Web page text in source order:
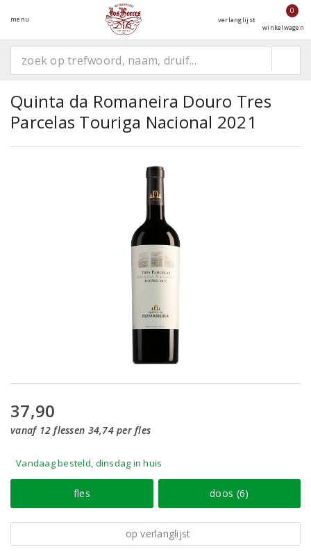
menu verlanglijst
0
winkelwagen
Quinta da Romaneira Douro Tres
Parcelas Touriga Nacional 2021
37,90
vanaf 12 flessen 34,74 per fles
Vandaag besteld, dinsdag in huis
fles doos (6)
op verlanglijst